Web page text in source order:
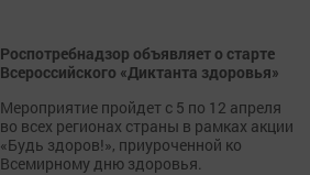
Роспотребнадзор объявляет о старте
Всероссийского «Диктанта здоровья»
Мероприятие пройдет с 5 по 12 апреля
во всех регионах страны в рамках акции
«Будь здоров!», приуроченной ко
Всемирному дню здоровья.